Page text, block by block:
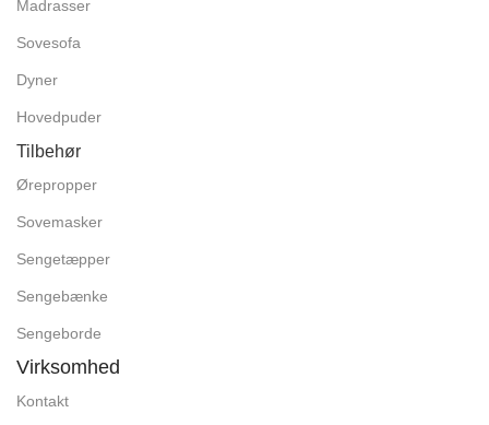
Madrasser
Sovesofa
Dyner
Hovedpuder
Tilbehør
Ørepropper
Sovemasker
Sengetæpper
Sengebænke
Sengeborde
Virksomhed
Kontakt